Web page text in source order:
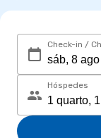
Check-in /
Hóspedes